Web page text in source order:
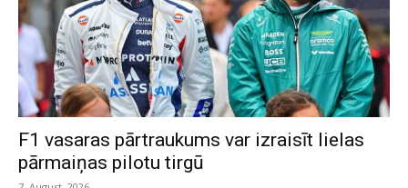
F1 vasaras pārtraukums var izraisīt lielas
pārmaiņas pilotu tirgū